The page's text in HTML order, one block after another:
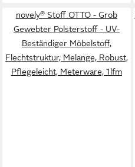
novely® Stoff OTTO - Grob
Gewebter Polsterstoff - UV-
Beständiger Möbelstoff,
Flechtstruktur, Melange, Robust,
Pflegeleicht, Meterware, 1lfm